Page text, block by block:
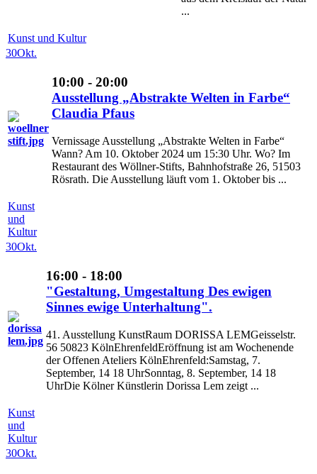
...
Kunst und Kultur
30Okt.
10:00 - 20:00
Ausstellung „Abstrakte Welten in Farbe“
Claudia Pfaus
Vernissage Ausstellung „Abstrakte Welten in Farbe“
Wann? Am 10. Oktober 2024 um 15:30 Uhr. Wo? Im
Restaurant des Wöllner-Stifts, Bahnhofstraße 26, 51503
Rösrath. Die Ausstellung läuft vom 1. Oktober bis ...
Kunst
und
Kultur
30Okt.
16:00 - 18:00
"Gestaltung, Umgestaltung Des ewigen
Sinnes ewige Unterhaltung".
41. Ausstellung KunstRaum DORISSA LEMGeisselstr.
56 50823 KölnEhrenfeldEröffnung ist am Wochenende
der Offenen Ateliers KölnEhrenfeld:Samstag, 7.
September, 14 18 UhrSonntag, 8. September, 14 18
UhrDie Kölner Künstlerin Dorissa Lem zeigt ...
Kunst
und
Kultur
30Okt.